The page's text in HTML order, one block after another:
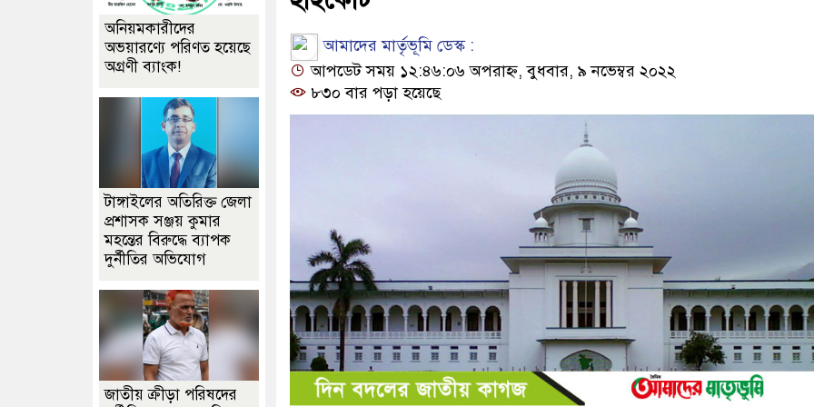
আমাদের মার্তৃভূমি ডেস্ক :
আপডেট সময় ১২:৪৬:০৬ অপরাহ্ন, বুধবার, ৯ নভেম্বর ২০২২
৮৩০ বার পড়া হয়েছে
অনিয়মকারীদের
অভয়ারণ্যে পরিণত হয়েছে
অগ্রণী ব্যাংক!
টাঙ্গাইলের অতিরিক্ত জেলা
প্রশাসক সঞ্জয় কুমার
মহন্তের বিরুদ্ধে ব্যাপক
দুর্নীতির অভিযোগ
জাতীয় ক্রীড়া পরিষদের